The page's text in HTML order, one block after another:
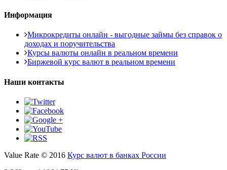
Информация
Микрокредиты онлайн - выгодные займы без справок о
доходах и поручительства
Курсы валюты онлайн в реальном времени
Биржевой курс валют в реальном времени
Наши контакты
Value Rate © 2016 Курс валют в банках России